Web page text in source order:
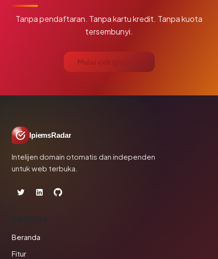
Tanpa pendaftaran. Tanpa kartu kredit. Tanpa kuota
tersembunyi.
Mulai cek gratis →
IpiemsRadar
Intelijen domain otomatis dan independen
untuk web terbuka.
PRODUK
Beranda
Fitur